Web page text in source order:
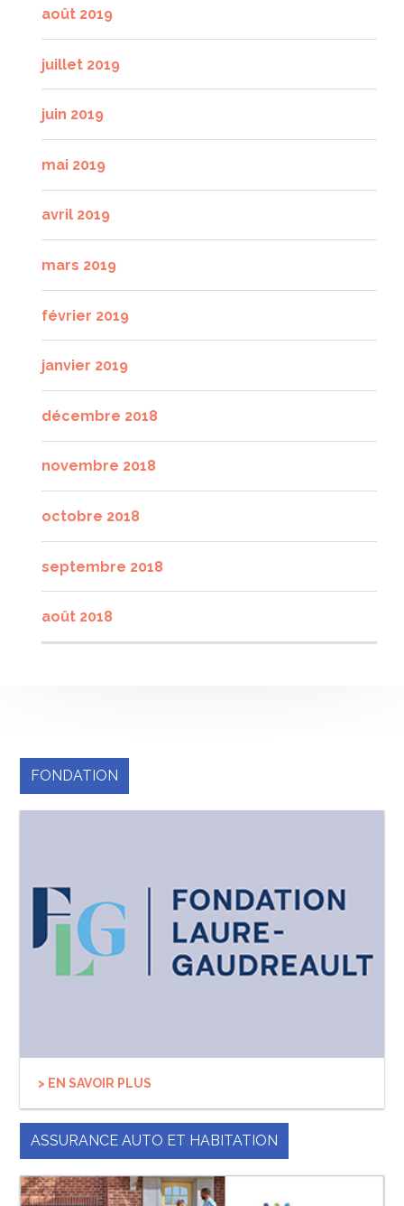
août 2019
juillet 2019
juin 2019
mai 2019
avril 2019
mars 2019
février 2019
janvier 2019
décembre 2018
novembre 2018
octobre 2018
septembre 2018
août 2018
FONDATION
> EN SAVOIR PLUS
ASSURANCE AUTO ET HABITATION